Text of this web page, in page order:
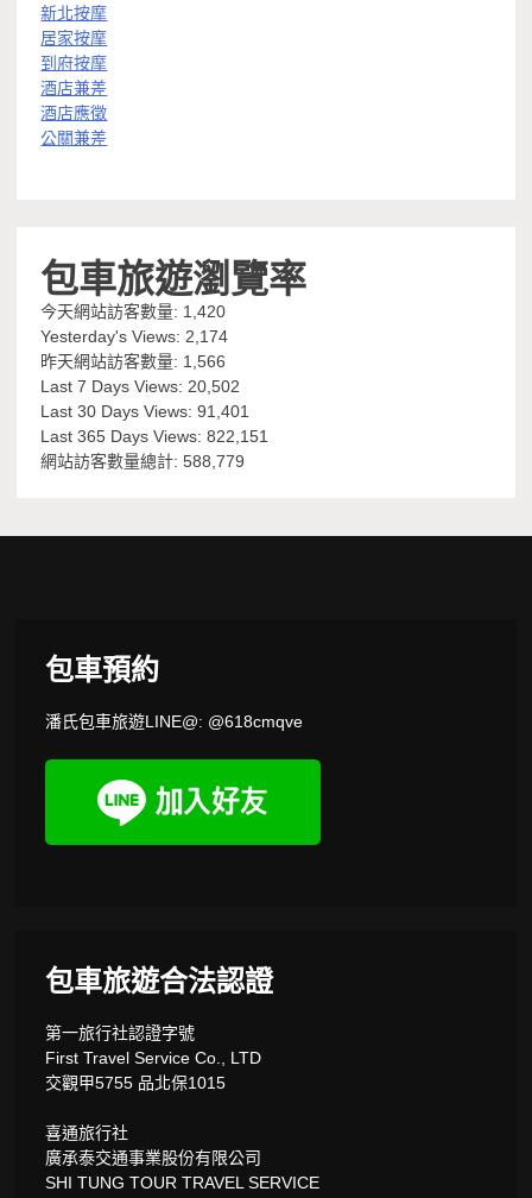
新北按摩
居家按摩
到府按摩
酒店兼差
酒店應徵
公關兼差
包車旅遊瀏覽率
今天網站訪客數量: 1,420
Yesterday's Views:2,174
昨天網站訪客數量: 1,566
Last 7 Days Views:20,502
Last 30 Days Views:91,401
Last 365 Days Views:822,151
網站訪客數量總計:588,779
包車預約
潘氏包車旅遊LINE@: @618cmqve
包車旅遊合法認證
第一旅行社認證字號
First Travel Service Co., LTD
交觀甲5755 品北保1015
喜通旅行社
廣承泰交通事業股份有限公司
SHI TUNG TOUR TRAVEL SERVICE